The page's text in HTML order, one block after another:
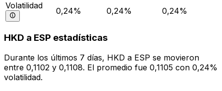
Volatilidad
0,24% 0,24% 0,24%
HKD a ESP estadísticas
Durante los últimos 7 días, HKD a ESP se movieron
entre 0,1102 y 0,1108. El promedio fue 0,1105 con 0,24%
volatilidad.